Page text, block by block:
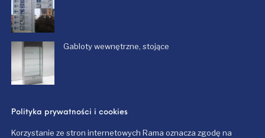
Gabloty wewnętrzne, stojące
Polityka prywatności i cookies
Korzystanie ze stron internetowych Rama oznacza zgodę na